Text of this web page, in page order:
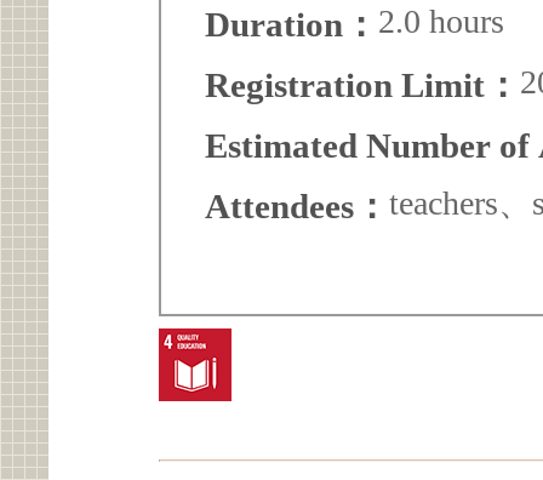
Duration： 2.0 hours
Registration Limit：
Estimated Number of
Attendees： teachers、